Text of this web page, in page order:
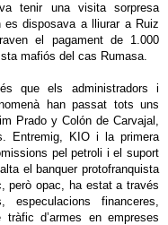
tenir una visita sorpresa
es disposava a lliurar a Ruiz
el pagament de 1.000
mafiós del cas Rumasa.
que els administradors i
han passat tots uns
Prado y Colón de Carvajal,
Entremig, KIO i la primera
pel petroli i el suport
el banquer protofranquista
però opac, ha estat a través
financeres,
d’armes en empreses